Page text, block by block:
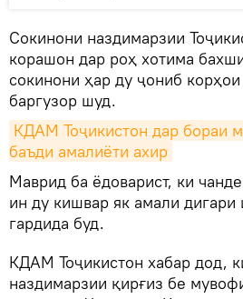
Сокинони наздимарзии
корашон дар роҳ хотима
сокинони ҳар ду ҷониб
баргузор шуд.
КДАМ Тоҷикистон дар бораи
баъди амалиёти ахир
Маврид ба ёдоварист, ки
ин ду кишвар як амали дигари
гардида буд.
КДАМ Тоҷикистон хабар дод,
наздимарзии қирғиз бе